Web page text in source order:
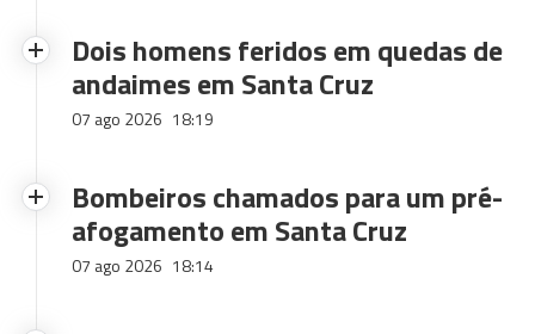
Dois homens feridos em quedas de
andaimes em Santa Cruz
07 ago 2026 18:19
Bombeiros chamados para um pré-
afogamento em Santa Cruz
07 ago 2026 18:14